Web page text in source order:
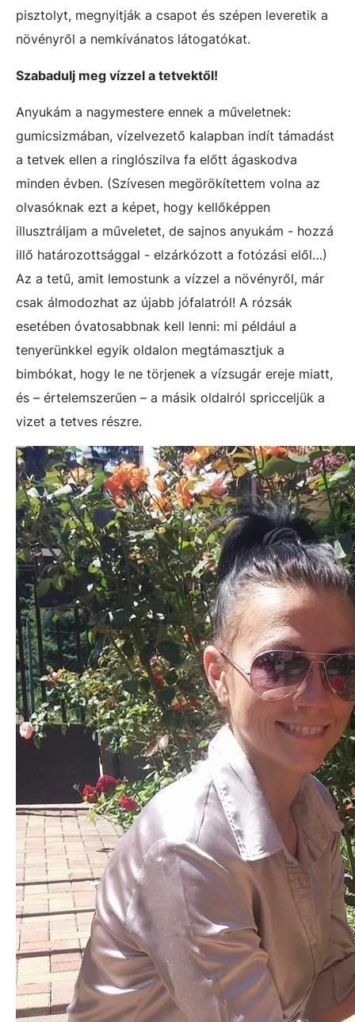
pisztolyt, megnyitják a csapot és szépen leveretik a
növényről a nemkívánatos látogatókat.
Szabadulj meg vízzel a tetvektől!
Anyukám a nagymestere ennek a műveletnek:
gumicsizmában, vízelvezető kalapban indít támadást
a tetvek ellen a ringlószilva fa előtt ágaskodva
minden évben. (Szívesen megörökítettem volna az
olvasóknak ezt a képet, hogy kellőképpen
illusztráljam a műveletet, de sajnos anyukám - hozzá
illő határozottsággal - elzárkózott a fotózási elől…)
Az a tetű, amit lemostunk a vízzel a növényről, már
csak álmodozhat az újabb jófalatról! A rózsák
esetében óvatosabbnak kell lenni: mi például a
tenyerünkkel egyik oldalon megtámasztjuk a
bimbókat, hogy le ne törjenek a vízsugár ereje miatt,
és – értelemszerűen – a másik oldalról spricceljük a
vizet a tetves részre.